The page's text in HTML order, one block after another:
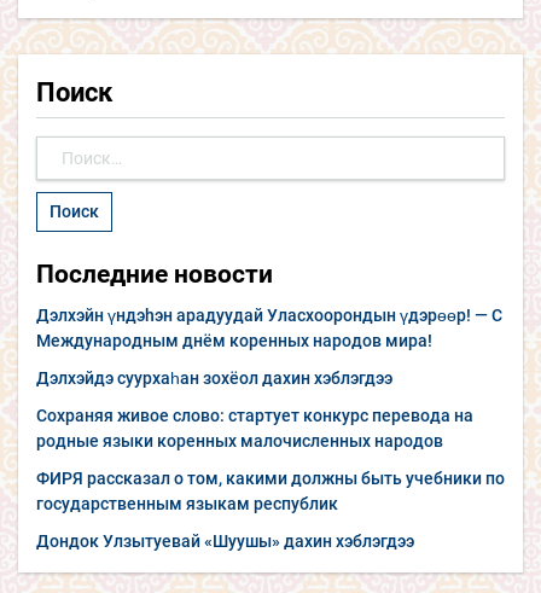
Поиск
Последние новости
Дэлхэйн үндэhэн арадуудай Уласхоорондын үдэрөөр! — С
Международным днём коренных народов мира!
Дэлхэйдэ суурхаһан зохёол дахин хэблэгдээ
Сохраняя живое слово: стартует конкурс перевода на
родные языки коренных малочисленных народов
ФИРЯ рассказал о том, какими должны быть учебники по
государственным языкам республик
Дондок Улзытуевай «Шуушы» дахин хэблэгдээ